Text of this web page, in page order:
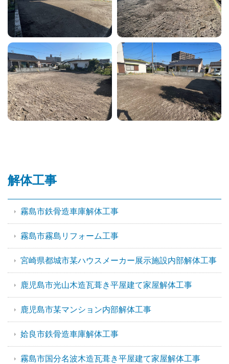
解体工事
霧島市鉄骨造車庫解体工事
霧島市霧島リフォーム工事
宮崎県都城市某ハウスメーカー展示施設内部解体工事
鹿児島市光山木造瓦葺き平屋建て家屋解体工事
鹿児島市某マンション内部解体工事
姶良市鉄骨造車庫解体工事
霧島市国分名波木造瓦葺き平屋建て家屋解体工事